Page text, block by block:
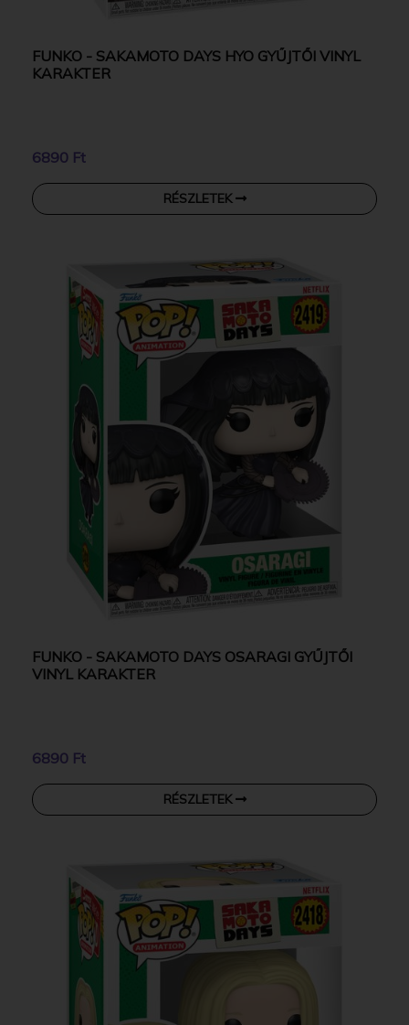
FUNKO - SAKAMOTO DAYS HYO GYŰJTŐI VINYL
KARAKTER
6890 Ft
RÉSZLETEK
FUNKO - SAKAMOTO DAYS OSARAGI GYŰJTŐI
VINYL KARAKTER
6890 Ft
RÉSZLETEK